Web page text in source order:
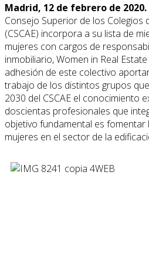
Madrid, 12 de febrero de 2020.
Consejo Superior de los Colegios
(CSCAE) incorpora a su lista de
mujeres con cargos de
inmobiliario, Women in Real Estate
adhesión de este colectivo
trabajo de los distintos grupos
2030 del CSCAE el conocimiento
doscientas profesionales que
objetivo fundamental es fomentar
mujeres en el sector de la